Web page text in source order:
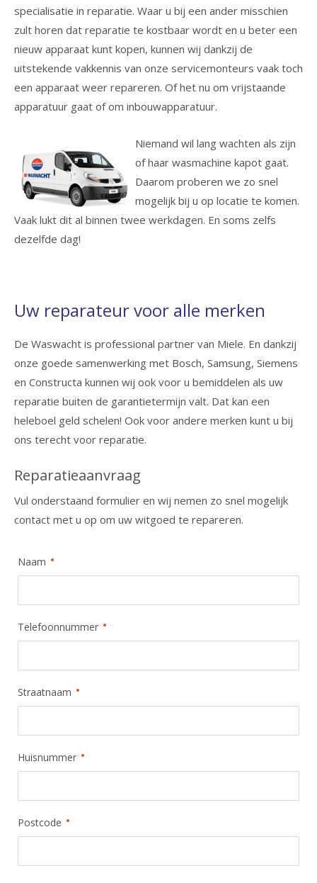
specialisatie in reparatie. Waar u bij een ander misschien
zult horen dat reparatie te kostbaar wordt en u beter een
nieuw apparaat kunt kopen, kunnen wij dankzij de
uitstekende vakkennis van onze servicemonteurs vaak toch
een apparaat weer repareren. Of het nu om vrijstaande
apparatuur gaat of om inbouwapparatuur.
Niemand wil lang wachten als zijn
of haar wasmachine kapot gaat.
Daarom proberen we zo snel
mogelijk bij u op locatie te komen.
Vaak lukt dit al binnen twee werkdagen. En soms zelfs
dezelfde dag!
Uw reparateur voor alle merken
De Waswacht is professional partner van Miele. En dankzij
onze goede samenwerking met Bosch, Samsung, Siemens
en Constructa kunnen wij ook voor u bemiddelen als uw
reparatie buiten de garantietermijn valt. Dat kan een
heleboel geld schelen! Ook voor andere merken kunt u bij
ons terecht voor reparatie.
Reparatieaanvraag
Vul onderstaand formulier en wij nemen zo snel mogelijk
contact met u op om uw witgoed te repareren.
Naam
Telefoonnummer
Straatnaam
Huisnummer
Postcode